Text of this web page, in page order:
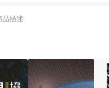
6/1起適用] -內接硬
物中心商店之商品：商
贈點/福利金/紅利折抵/折
轉賣不具回饋資格： 如
賣而非最終消費使用者，
品描述